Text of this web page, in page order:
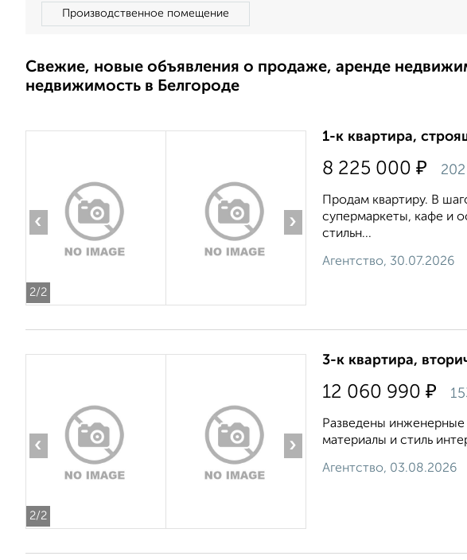
Производственное помещение
Свежие, новые объявления о продаже, аренде
недвижимость в Белгороде
2/2
‹ ›
1-к квартира,
8 225 000 ₽
Продам квартиру. В
супермаркеты, кафе и
стильн...
Агентство, 30.07.2026
2/2
‹ ›
3-к квартира,
12 060 990 ₽
Разведены инженерные
материалы и стиль
Агентство, 03.08.2026